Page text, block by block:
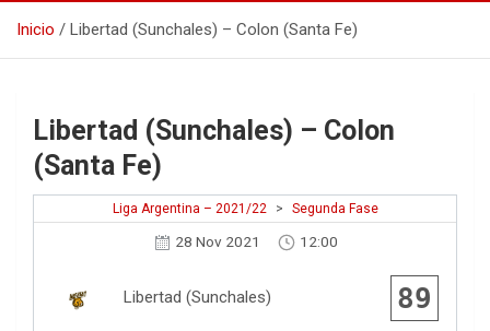
Inicio Libertad (Sunchales) – Colon (Santa Fe)
Libertad (Sunchales) – Colon
(Santa Fe)
Liga Argentina – 2021/22 > Segunda Fase
28 Nov 2021 12:00
Libertad (Sunchales) 89